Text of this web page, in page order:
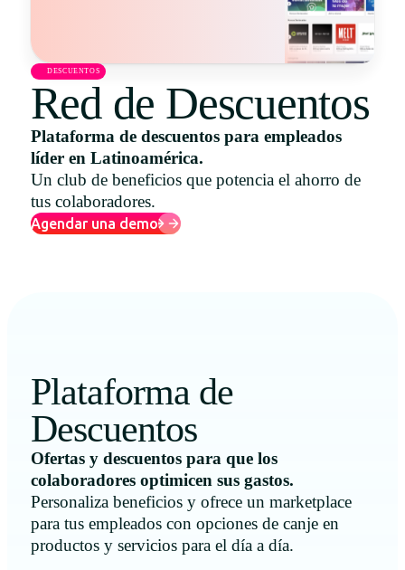
Español
English
Português
DESCUENTOS
Red de Descuentos
Plataforma de descuentos para empleados
líder en Latinoamérica.
Un club de beneficios que potencia el ahorro de
tus colaboradores.
Agendar una demo
Plataforma de
Descuentos
Ofertas y descuentos para que los
colaboradores optimicen sus gastos.
Personaliza beneficios y ofrece un marketplace
para tus empleados con opciones de canje en
productos y servicios para el día a día.